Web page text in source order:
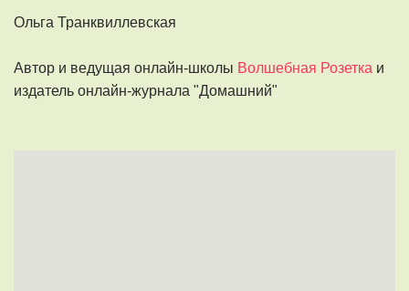
Ольга Транквиллевская
Автор и ведущая онлайн-школы Волшебная Розетка и
издатель онлайн-журнала "Домашний"